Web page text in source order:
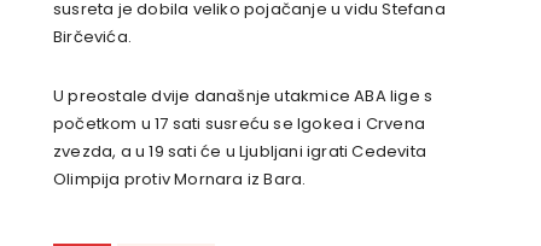
susreta je dobila veliko pojačanje u vidu Stefana
Birčevića.
U preostale dvije današnje utakmice ABA lige s
početkom u 17 sati susreću se Igokea i Crvena
zvezda, a u 19 sati će u Ljubljani igrati Cedevita
Olimpija protiv Mornara iz Bara.